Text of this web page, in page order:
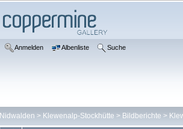
Anmelden Albenliste Suche
Nidwalden > Klewenalp-Stockhütte > Bildberichte >